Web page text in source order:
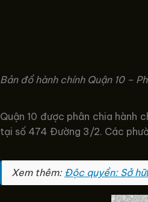
Bản đồ hành chính Quận 10 –
Quận 10 được phân chia hành
tại số 474 Đường 3/2. Các
Xem thêm: Độc quyền: Sở